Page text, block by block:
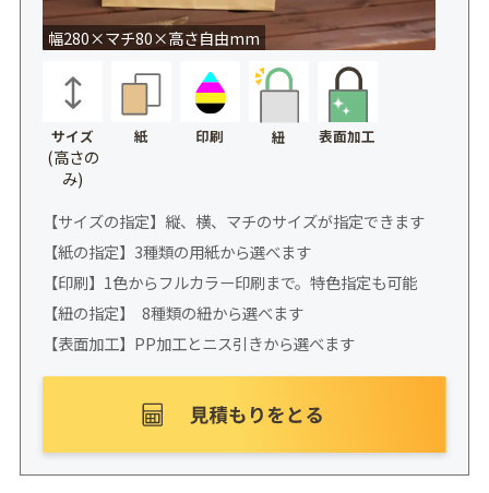
幅280×マチ80×高さ自由mm
サイズ
(高さの
み)
紙 印刷 紐 表面加工
【サイズの指定】縦、横、マチのサイズが指定できます
【紙の指定】3種類の用紙から選べます
【印刷】1色からフルカラー印刷まで。特色指定も可能
【紐の指定】 8種類の紐から選べます
【表面加工】PP加工とニス引きから選べます